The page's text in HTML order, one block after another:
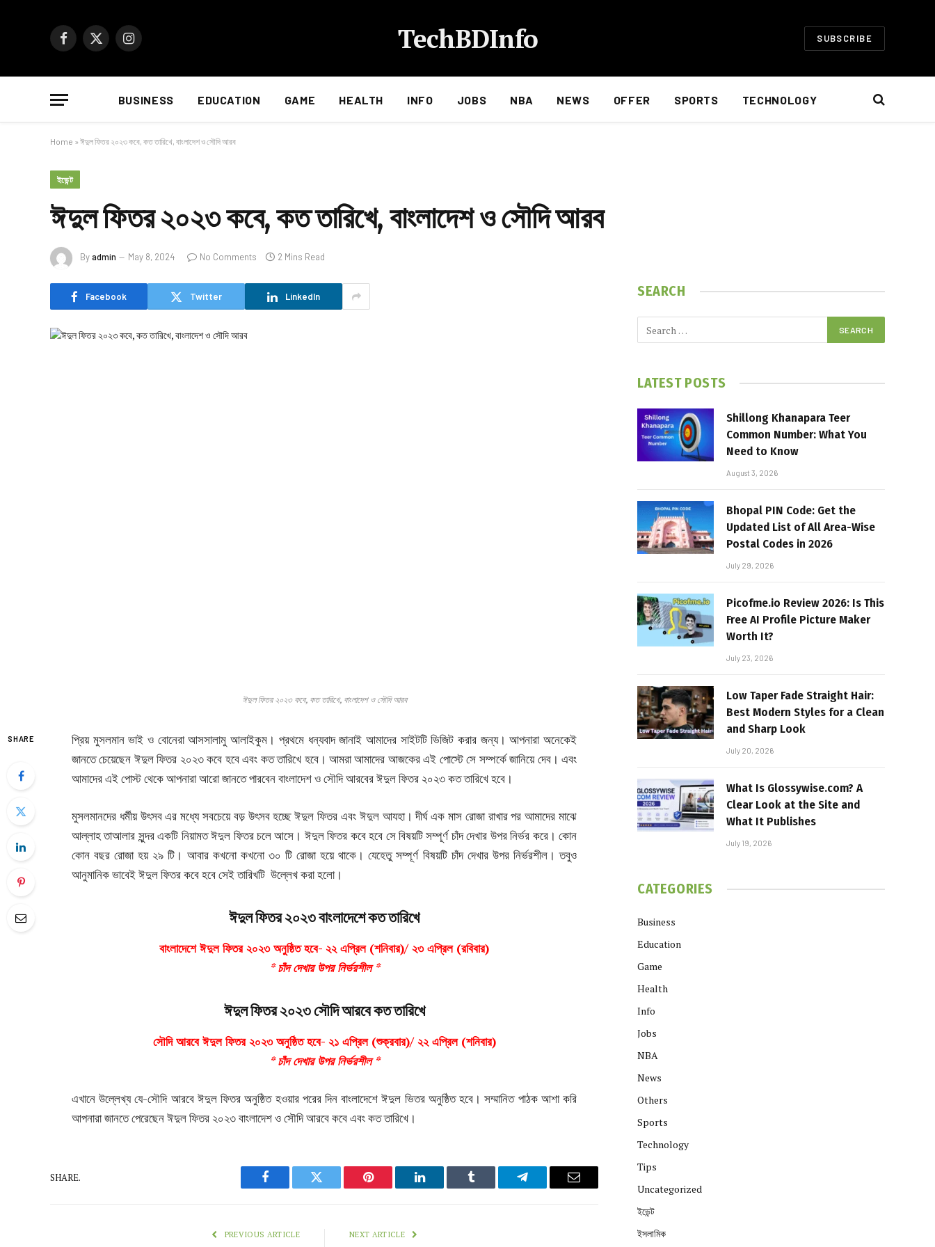
Facebook
X
Instagram TechBDInfo SUBSCRIBE
BUSINESS EDUCATION GAME HEALTH INFO JOBS NBA NEWS OFFER SPORTS TECHNOLOGY
Home » ঈদুল ফিতর ২০২৩ কবে, কত তারিখে, বাংলাদেশ ও সৌদি আরব
ইভেন্ট
ঈদুল ফিতর ২০২৩ কবে, কত তারিখে, বাংলাদেশ ও সৌদি আরব
Byadmin May 8, 2024 No Comments 2 Mins Read
Facebook Twitter LinkedIn
ঈদুল ফিতর ২০২৩ কবে, কত তারিখে, বাংলাদেশ ও সৌদি আরব
SHARE
প্রিয় মুসলমান ভাই ও বোনেরা আসসালামু আলাইকুম। প্রথমে ধন্যবাদ জানাই আমাদের সাইটটি ভিজিট করার জন্য। আপনারা অনেকেই
জানতে চেয়েছেন ঈদুল ফিতর ২০২৩ কবে হবে এবং কত তারিখে হবে। আমরা আমাদের আজকের এই পোস্টে সে সম্পর্কে জানিয়ে দেব। এবং
আমাদের এই পোস্ট থেকে আপনারা আরো জানতে পারবেন বাংলাদেশ ও সৌদি আরবের ঈদুল ফিতর ২০২৩ কত তারিখে হবে।
মুসলমানদের ধর্মীয় উৎসব এর মধ্যে সবচেয়ে বড় উৎসব হচ্ছে ঈদুল ফিতর এবং ঈদুল আযহা। দীর্ঘ এক মাস রোজা রাখার পর আমাদের মাঝে
আল্লাহ তাআলার সুন্দর একটি নিয়ামত ঈদুল ফিতর চলে আসে। ঈদুল ফিতর কবে হবে সে বিষয়টি সম্পূর্ণ চাঁদ দেখার উপর নির্ভর করে। কোন
কোন বছর রোজা হয় ২৯ টি। আবার কখনো কখনো ৩০ টি রোজা হয়ে থাকে। যেহেতু সম্পূর্ণ বিষয়টি চাঁদ দেখার উপর নির্ভরশীল। তবুও
আনুমানিক ভাবেই ঈদুল ফিতর কবে হবে সেই তারিখটি উল্লেখ করা হলো।
ঈদুল ফিতর ২০২৩ বাংলাদেশে কত তারিখে
বাংলাদেশে ঈদুল ফিতর ২০২৩ অনুষ্ঠিত হবে- ২২ এপ্রিল (শনিবার)/ ২৩ এপ্রিল (রবিবার)
* চাঁদ দেখার উপর নির্ভরশীল *
ঈদুল ফিতর ২০২৩ সৌদি আরবে কত তারিখে
সৌদি আরবে ঈদুল ফিতর ২০২৩ অনুষ্ঠিত হবে- ২১ এপ্রিল (শুক্রবার)/ ২২ এপ্রিল (শনিবার)
* চাঁদ দেখার উপর নির্ভরশীল *
এখানে উল্লেখ্য যে-সৌদি আরবে ঈদুল ফিতর অনুষ্ঠিত হওয়ার পরের দিন বাংলাদেশে ঈদুল ভিতর অনুষ্ঠিত হবে। সম্মানিত পাঠক আশা করি
আপনারা জানতে পেরেছেন ঈদুল ফিতর ২০২৩ বাংলাদেশ ও সৌদি আরবে কবে এবং কত তারিখে।
SHARE.
Facebook Twitter Pinterest LinkedIn Tumblr Telegram Email
PREVIOUS ARTICLE NEXT ARTICLE
SEARCH
LATEST POSTS
Shillong Khanapara Teer
Common Number: What You
Need to Know
August 3, 2026
Bhopal PIN Code: Get the
Updated List of All Area-Wise
Postal Codes in 2026
July 29, 2026
Picofme.io Review 2026: Is This
Free AI Profile Picture Maker
Worth It?
July 23, 2026
Low Taper Fade Straight Hair:
Best Modern Styles for a Clean
and Sharp Look
July 20, 2026
What Is Glossywise.com? A
Clear Look at the Site and
What It Publishes
July 19, 2026
CATEGORIES
Business
Education
Game
Health
Info
Jobs
NBA
News
Others
Sports
Technology
Tips
Uncategorized
ইভেন্ট
ইসলামিক